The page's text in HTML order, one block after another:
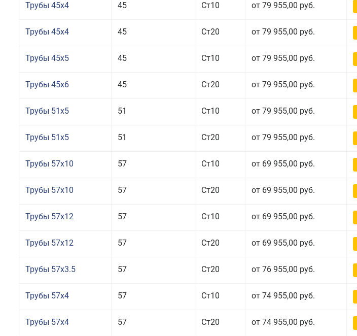
Трубы 45x4 45 Ст10 от 79 955,00 руб.
Трубы 45x4 45 Ст20 от 79 955,00 руб.
Трубы 45x5 45 Ст10 от 79 955,00 руб.
Трубы 45x6 45 Ст20 от 79 955,00 руб.
Трубы 51x5 51 Ст10 от 79 955,00 руб.
Трубы 51x5 51 Ст20 от 79 955,00 руб.
Трубы 57x10 57 Ст10 от 69 955,00 руб.
Трубы 57x10 57 Ст20 от 69 955,00 руб.
Трубы 57x12 57 Ст10 от 69 955,00 руб.
Трубы 57x12 57 Ст20 от 69 955,00 руб.
Трубы 57x3.5 57 Ст20 от 76 955,00 руб.
Трубы 57x4 57 Ст10 от 74 955,00 руб.
Трубы 57x4 57 Ст20 от 74 955,00 руб.